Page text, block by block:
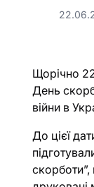
Щорічно
День
війни в
До цієї
скорботи”,